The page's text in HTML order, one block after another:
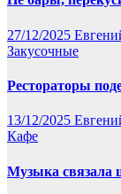
27/12/2025
Закусочные
Рестораторы
13/12/2025
Кафе
Музыка связала